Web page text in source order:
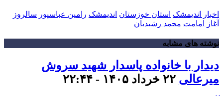
اخبار اندیمشک استان خوزستان اندیمشک رامین عباسپور سالروز
آغاز امامت محمد رشیدیان
نوشته های مشابه
دیدار با خانواده پاسدار شهید سروش
میرعالی ۲۲ خرداد ۱۴۰۵ - ۲۲:۴۴